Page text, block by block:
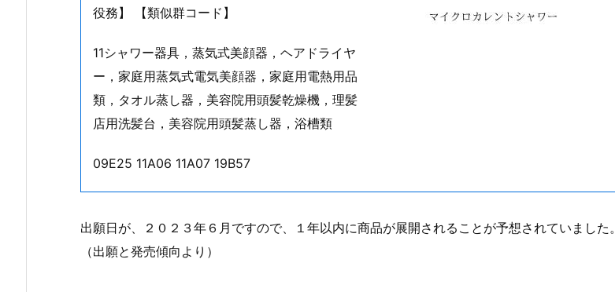
役務】 【類似群コード】
11シャワー器具，蒸気式美顔器，ヘアドライヤ
ー，家庭用蒸気式電気美顔器，家庭用電熱用品
類，タオル蒸し器，美容院用頭髪乾燥機，理髪
店用洗髪台，美容院用頭髪蒸し器，浴槽類
09E25 11A06 11A07 19B57
出願日が、２０２３年６月ですので、１年以内に商品が展開されることが予想されていました。
（出願と発売傾向より）